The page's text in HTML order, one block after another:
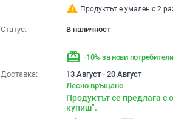
warning Продуктът е умален с 2
Статус: В наличност
redeem -10% за нови
Доставка:
13 Август - 20 Август
Лесно връщане
Продуктът се предлага с
купиш".